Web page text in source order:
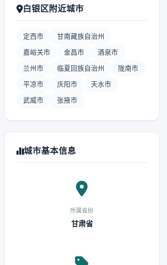
白银区附近城市
定西市 甘南藏族自治州
嘉峪关市 金昌市 酒泉市
兰州市 临夏回族自治州 陇南市
平凉市 庆阳市 天水市
武威市 张掖市
城市基本信息
所属省份
甘肃省